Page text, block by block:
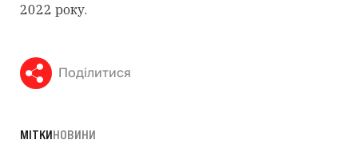
2022 року.
Поділитися
МІТКИНОВИНИ